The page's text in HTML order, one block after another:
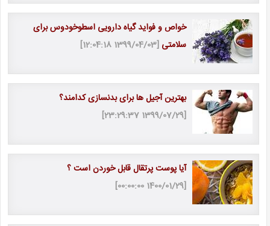
خواص و فواید گیاه دارویی اسطوخودوس برای
سلامتی [1399/04/03 12:04:18]
بهترین آجیل ها برای بدنسازی کدامند؟
[1399/07/29 23:29:37]
آیا پوست پرتقال قابل خوردن است ؟
[1400/01/29 00:00:00]